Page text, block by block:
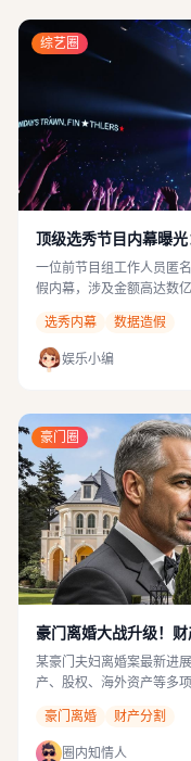
综艺圈
顶级选秀节目内幕曝
一位前节目组工作人员匿
假内幕，涉及金额高达数
选秀内幕
数据造假
娱乐小编
豪门圈
豪门离婚大战升级！
某豪门夫妇离婚案最新进
产、股权、海外资产等多
豪门离婚
财产分割
圈内知情人